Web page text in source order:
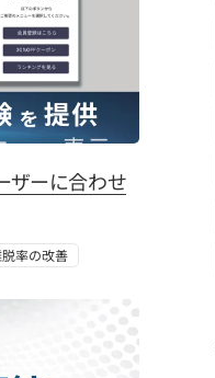
ザーに合わせ
脱率の改善